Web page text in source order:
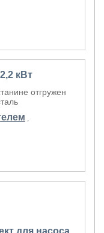
кВт
отгружен
,
для насоса